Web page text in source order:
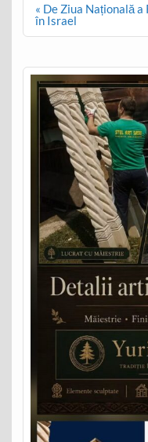
Post
navigation
« De Ziua Națională
în Israel